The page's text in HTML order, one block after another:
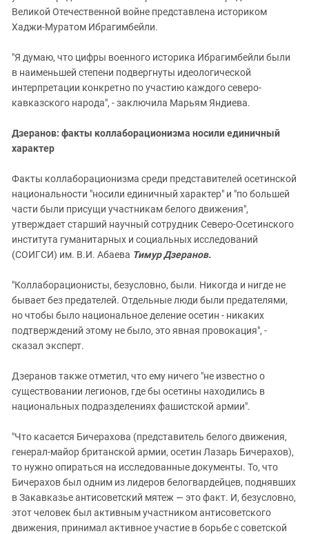
Великой Отечественной войне представлена историком
Хаджи-Муратом Ибрагимбейли.
"Я думаю, что цифры военного историка Ибрагимбейли были
в наименьшей степени подвергнуты идеологической
интерпретации конкретно по участию каждого северо-
кавказского народа", - заключила Марьям Яндиева.
Дзеранов: факты коллаборационизма носили единичный
характер
Факты коллаборационизма среди представителей осетинской
национальности "носили единичный характер" и "по большей
части были присущи участникам белого движения",
утверждает старший научный сотрудник Северо-Осетинского
института гуманитарных и социальных исследований
(СОИГСИ) им. В.И. Абаева Тимур Дзеранов.
"Коллаборационисты, безусловно, были. Никогда и нигде не
бывает без предателей. Отдельные люди были предателями,
но чтобы было национальное деление осетин - никаких
подтверждений этому не было, это явная провокация", -
сказал эксперт.
Дзеранов также отметил, что ему ничего "не известно о
существовании легионов, где бы осетины находились в
национальных подразделениях фашистской армии".
"Что касается Бичерахова (представитель белого движения,
генерал-майор британской армии, осетин Лазарь Бичерахов),
то нужно опираться на исследованные документы. То, что
Бичерахов был одним из лидеров белогвардейцев, поднявших
в Закавказье антисоветский мятеж — это факт. И, безусловно,
этот человек был активным участником антисоветского
движения, принимал активное участие в борьбе с советской